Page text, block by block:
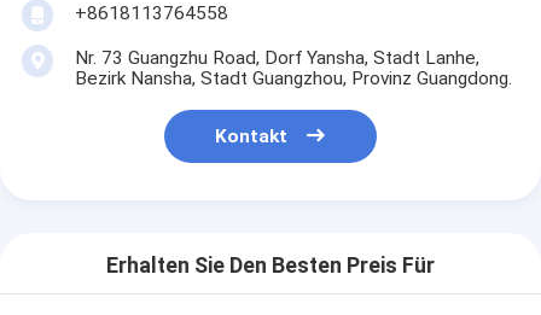
+8618113764558
Nr. 73 Guangzhu Road, Dorf Yansha, Stadt Lanhe,
Bezirk Nansha, Stadt Guangzhou, Provinz Guangdong.
Kontakt
Erhalten Sie Den Besten Preis Für